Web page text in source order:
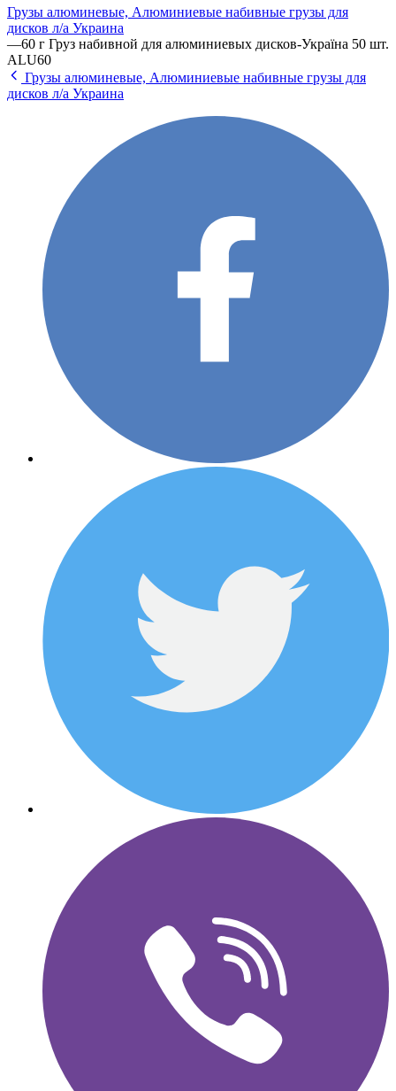
Грузы алюминевые, Алюминиевые набивные грузы для
дисков л/а Украина
—60 г Груз набивной для алюминиевых дисков-Україна 50 шт.
ALU60
Грузы алюминевые, Алюминиевые набивные грузы для
дисков л/а Украина